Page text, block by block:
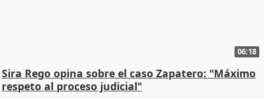
06:18
Sira Rego opina sobre el caso Zapatero: "Máximo
respeto al proceso judicial"